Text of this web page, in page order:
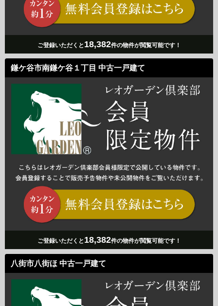
ご登録いただくと 18,382件の物件が閲覧可能です！
鎌ケ谷市南鎌ケ谷１丁目 中古一戸建て
ご登録いただくと 18,382件の物件が閲覧可能です！
八街市八街ほ 中古一戸建て